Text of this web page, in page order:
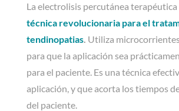
La electrolisis percutánea terapéutica
técnica revolucionaria para el
tendinopatias. Utiliza
para que la aplicación sea
para el paciente. Es una técnica
aplicación, y que acorta los tiempos
del paciente.